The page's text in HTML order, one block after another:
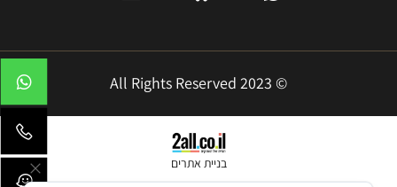
© 2023 All Rights Reserved
בניית אתרים